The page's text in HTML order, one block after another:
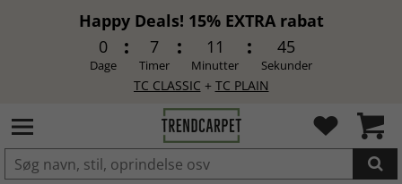
Happy Deals! 15% EXTRA rabat
0
Dage
7
Timer
11
Minutter
45
Sekunder
TC CLASSIC + TC PLAIN